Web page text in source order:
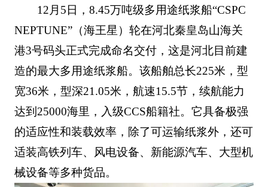
12月5日，8.45万吨级多用途纸浆船“CSPC
NEPTUNE”（海王星）轮在河北秦皇岛山海关
港3号码头正式完成命名交付，这是河北目前建
造的最大多用途纸浆船。该船舶总长225米，型
宽36米，型深21.05米，航速15.5节，续航能力
达到25000海里，入级CCS船籍社。它具备极强
的适应性和装载效率，除了可运输纸浆外，还可
适装高铁列车、风电设备、新能源汽车、大型机
械设备等多种货品。